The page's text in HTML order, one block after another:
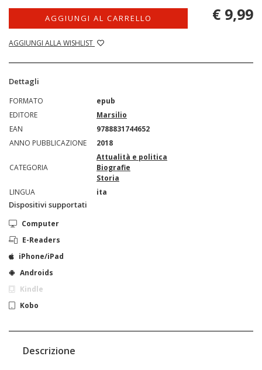
AGGIUNGI AL CARRELLO
AGGIUNGI ALLA WISHLIST
€ 9,99
Dettagli
FORMATO
epub
EDITORE
Marsilio
EAN
9788831744652
ANNO PUBBLICAZIONE
2018
CATEGORIA
Attualità e politica
Biografie
Storia
LINGUA
ita
Dispositivi supportati
Computer
E-Readers
iPhone/iPad
Androids
Kindle
Kobo
Descrizione